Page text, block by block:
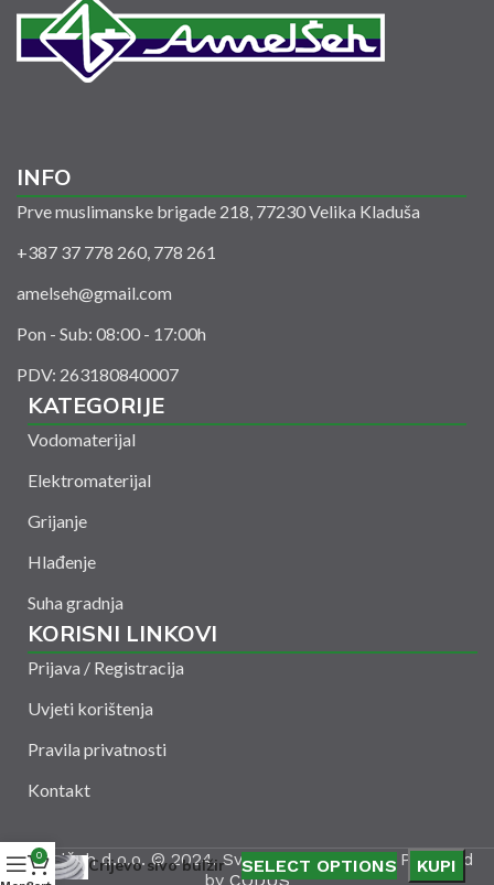
INFO
Prve muslimanske brigade 218, 77230 Velika Kladuša
+387 37 778 260, 778 261
amelseh@gmail.com
Pon - Sub: 08:00 - 17:00h
PDV: 263180840007
KATEGORIJE
Vodomaterijal
Elektromaterijal
Grijanje
Hlađenje
Suha gradnja
KORISNI LINKOVI
Prijava / Registracija
Uvjeti korištenja
Pravila privatnosti
Kontakt
Amelšeh d.o.o. © 2024. Sva prava zadržana. Powered
by CODUS
Crijevo sivo bulžir SELECT OPTIONS KUPI
0